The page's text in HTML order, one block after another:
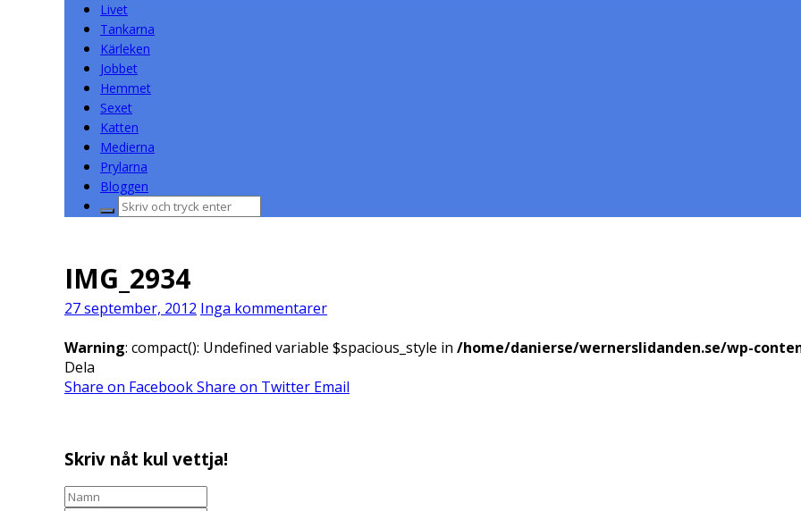
Livet
Tankarna
Kärleken
Jobbet
Hemmet
Sexet
Katten
Medierna
Prylarna
Bloggen
Sök
IMG_2934
27 september, 2012 Inga kommentarer
Warning: compact(): Undefined variable $spacious_style in /home/danierse/wernerslidanden.se/wp-
Dela
Share on FacebookShare on Twitter Email
Skriv nåt kul vettja!